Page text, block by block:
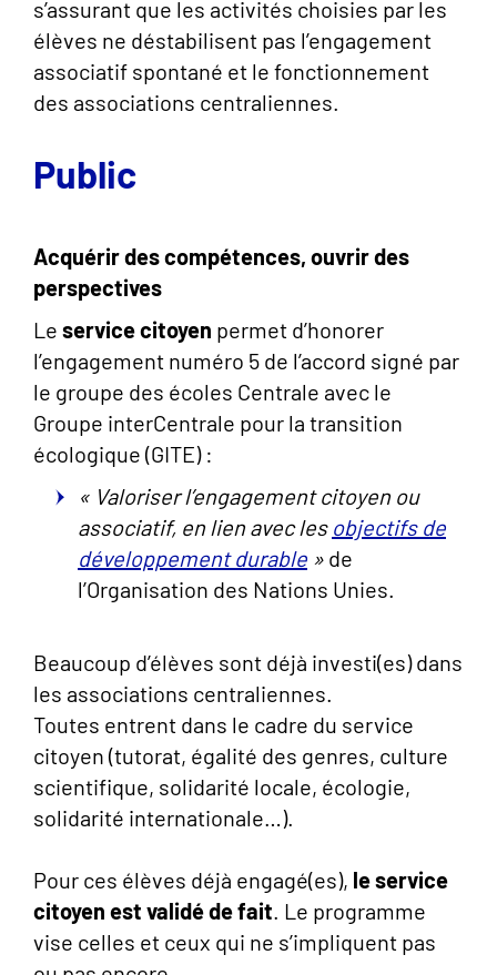
s’assurant que les activités choisies par les
élèves ne déstabilisent pas l’engagement
associatif spontané et le fonctionnement
des associations centraliennes.
Public
Acquérir des compétences, ouvrir des
perspectives
Le service citoyen permet d’honorer
l’engagement numéro 5 de l’accord signé par
le groupe des écoles Centrale avec le
Groupe interCentrale pour la transition
écologique (GITE) :
« Valoriser l’engagement citoyen ou
associatif, en lien avec les objectifs de
développement durable » de
l’Organisation des Nations Unies.
Beaucoup d’élèves sont déjà investi(es) dans
les associations centraliennes.
Toutes entrent dans le cadre du service
citoyen (tutorat, égalité des genres, culture
scientifique, solidarité locale, écologie,
solidarité internationale…).
Pour ces élèves déjà engagé(es), le service
citoyen est validé de fait. Le programme
vise celles et ceux qui ne s’impliquent pas